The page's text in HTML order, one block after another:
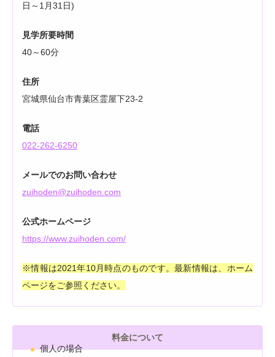
日～1月31日)
見学所要時間
40～60分
住所
宮城県仙台市青葉区霊屋下23-2
電話
022-262-6250
メールでのお問い合わせ
zuihoden@zuihoden.com
公式ホームページ
https://www.zuihoden.com/
※情報は2021年10月時点のものです。最新情報は、ホーム
ページをご参照ください。
料金について
個人の場合